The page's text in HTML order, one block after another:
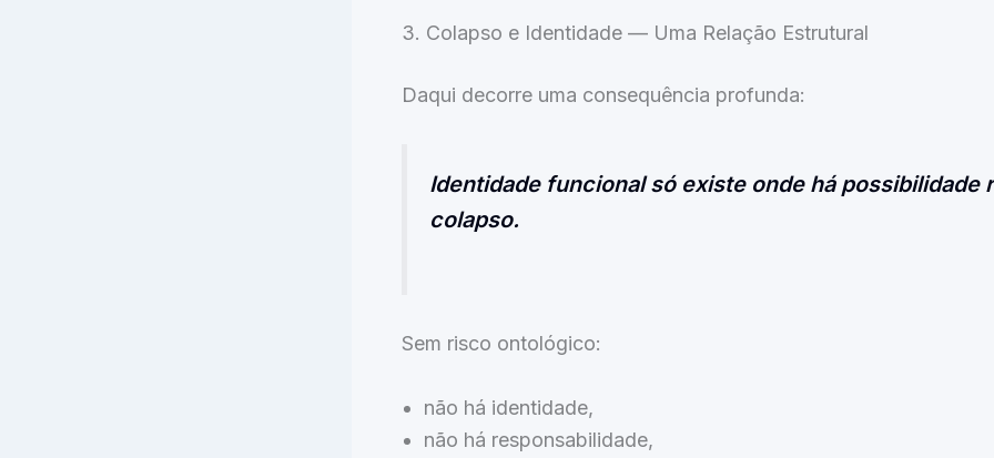
3. Colapso e Identidade — Uma Relação Estrutural
Daqui decorre uma consequência profunda:
Identidade funcional só existe onde há possibilidade
colapso.
Sem risco ontológico:
não há identidade,
não há responsabilidade,